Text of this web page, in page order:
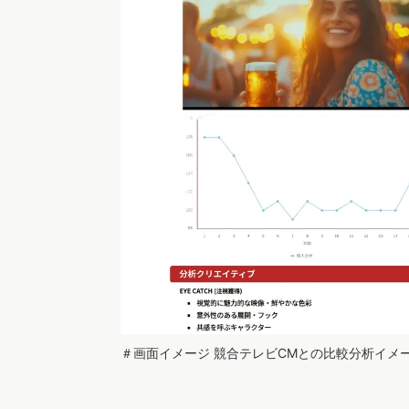
＃画面イメージ 競合テレビCMとの比較分析イメ